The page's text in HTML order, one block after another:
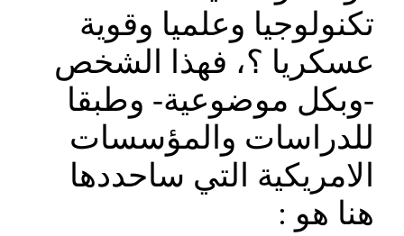
تكنولوجيا وعلميا وقوية
عسكريا ؟، فهذا الشخص
-وبكل موضوعية- وطبقا
للدراسات والمؤسسات
الامريكية التي ساحددها
هنا هو :